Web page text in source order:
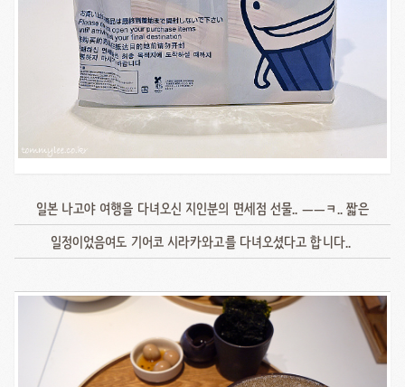
일본 나고야 여행을 다녀오신 지인분의 면세점 선물.. ㅡㅡㅋ.. 짧은
일정이었음여도 기어코 시라카와고를 다녀오셨다고 합니다..